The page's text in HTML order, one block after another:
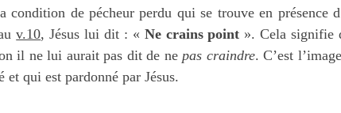
condition de pécheur perdu qui se trouve en présence
v.10, Jésus lui dit : « Ne crains point ». Cela signifie
il ne lui aurait pas dit de ne pas craindre. C’est
qui est pardonné par Jésus.